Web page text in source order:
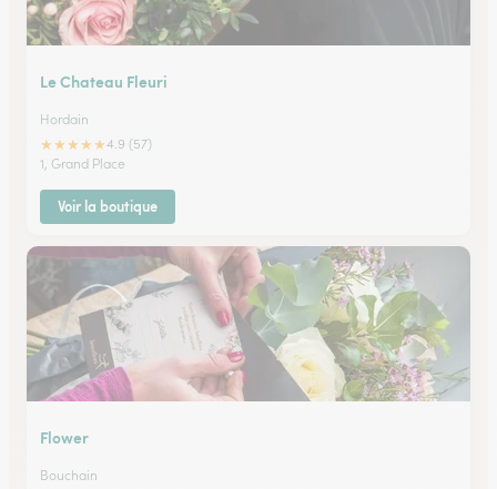
Le Chateau Fleuri
Hordain
★★★★★4.9 (57)
1, Grand Place
Voir la boutique
Flower
Bouchain